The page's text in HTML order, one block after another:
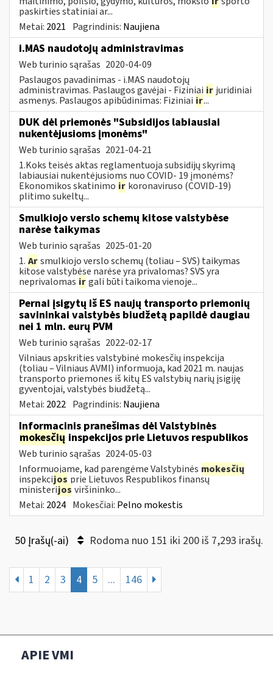
paskirties statiniai ar...
Metai: 2021 Pagrindinis: Naujiena
i.MAS naudotojų administravimas
Web turinio sąrašas 2020-04-09
Paslaugos pavadinimas - i.MAS naudotojų
administravimas. Paslaugos gavėjai - Fiziniai ir juridiniai
asmenys. Paslaugos apibūdinimas: Fiziniai ir...
DUK dėl priemonės "Subsidijos labiausiai
nukentėjusioms įmonėms"
Web turinio sąrašas 2021-04-21
1.Koks teisės aktas reglamentuoja subsidijų skyrimą
labiausiai nukentėjusioms nuo COVID- 19 įmonėms?
Ekonomikos skatinimo ir koronaviruso (COVID-19)
plitimo sukeltų...
Smulkiojo verslo schemų kitose valstybėse
narėse taikymas
Web turinio sąrašas 2025-01-20
1. Arsmulkiojo verslo schemų (toliau – SVS) taikymas
kitose valstybėse narėse yra privalomas? SVS yra
neprivalomas irgali būti taikoma vienoje...
Pernai įsigytų iš ES naujų transporto priemonių
savininkai valstybės biudžetą papildė daugiau
nei 1 mln. eurų PVM
Web turinio sąrašas 2022-02-17
Vilniaus apskrities valstybinė mokesčių inspekcija
(toliau – Vilniaus AVMI) informuoja, kad 2021 m. naujas
transporto priemones iš kitų ES valstybių narių įsigiję
gyventojai, valstybės biudžetą...
Metai: 2022 Pagrindinis: Naujiena
Informacinis pranešimas dėl Valstybinės
mokesčių inspekcijos prie Lietuvos respublikos
Web turinio sąrašas 2024-05-03
Informuojame, kad parengėme Valstybinės mokesčių
inspekcijos prie Lietuvos Respublikos finansų
ministerijos viršininko...
Metai: 2024 Mokesčiai: Pelno mokestis
50 Įrašų(-ai) Rodoma nuo 151 iki 200 iš 7,293 irašų.
1 2 3 4 5 ... 146
APIE VMI